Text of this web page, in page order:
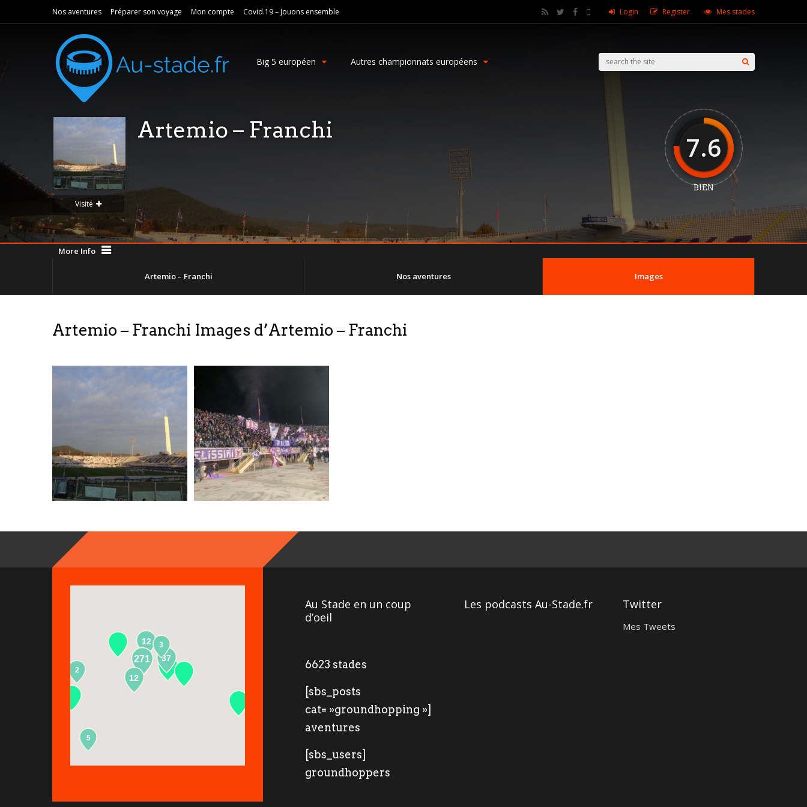
Nos aventures Préparer son voyage Mon compte Covid.19 – Jouons ensemble Login Register Mes stades
Big 5 européen Autres championnats européens
Visité
Artemio – Franchi
7.6
BIEN
More Info
Artemio – Franchi Nos aventures Images
Artemio – Franchi Images d’Artemio – Franchi
12
271 37
2
5
12
3
Au Stade en un coup
d’oeil
6623 stades
[sbs_posts
cat= »groundhopping »]
aventures
[sbs_users]
groundhoppers
Les podcasts Au-Stade.fr Twitter
Mes Tweets